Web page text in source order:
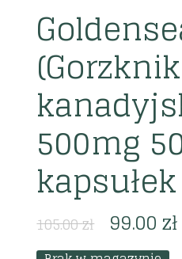
(Gorzknik
500mg
kapsułek
105.00zł 99.00zł